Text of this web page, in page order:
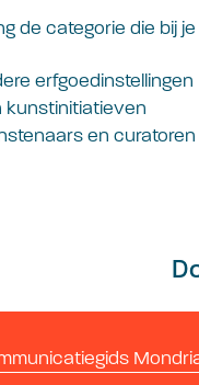
de categorie die bij
erfgoedinstellingen
kunstinitiatieven
en curatoren